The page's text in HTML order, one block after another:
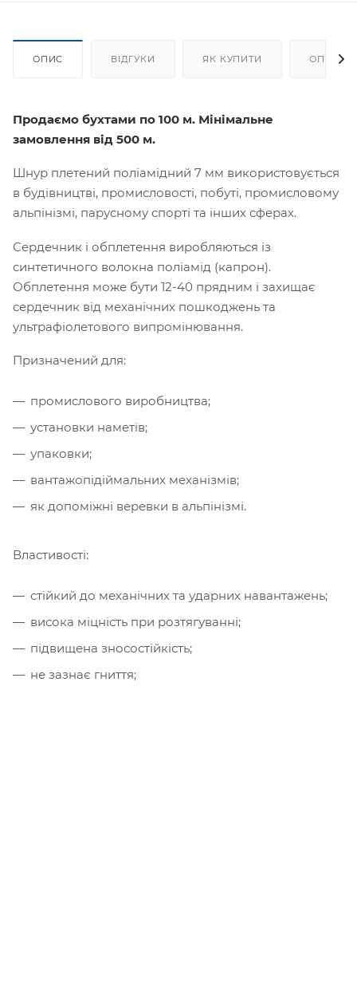
ОПИС ВІДГУКИ ЯК КУПИТИ ОПЛАТА
Продаємо бухтами по 100 м. Мінімальне
замовлення від 500 м.
Шнур плетений поліамідний 7 мм використовується
в будівництві, промисловості, побуті, промисловому
альпінізмі, парусному спорті та інших сферах.
Сердечник і обплетення виробляються із
синтетичного волокна поліамід (капрон).
Обплетення може бути 12-40 прядним і захищає
сердечник від механічних пошкоджень та
ультрафіолетового випромінювання.
Призначений для:
промислового виробництва;
установки наметів;
упаковки;
вантажопідіймальних механізмів;
як допоміжні веревки в альпінізмі.
Властивості:
стійкий до механічних та ударних навантажень;
висока міцність при розтягуванні;
підвищена зносостійкість;
не зазнає гниття;